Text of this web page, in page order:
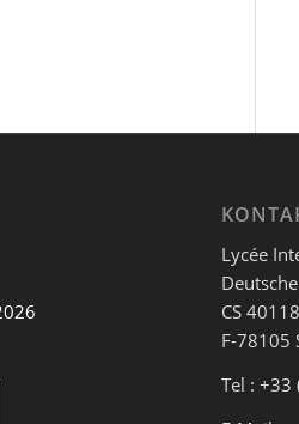
Lycée
CS 40118
F-78105
Tel : +33